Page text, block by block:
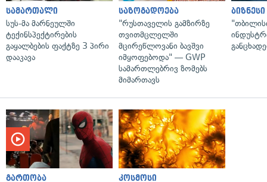
სამართალი
სუს-მა მარნეულში
ტექინსპექტირების
გაყალბების ფაქტზე 3 პირი
დააკავა
საზოგადოება
"რუსთაველის გამზირზე
თვითმცლელში
მცირეწლოვანი ბავშვი
იმყოფებოდა" — GWP
სამართლებრივ ზომებს
მიმართავს
ბიზნესი
გართობა კოსმოსი